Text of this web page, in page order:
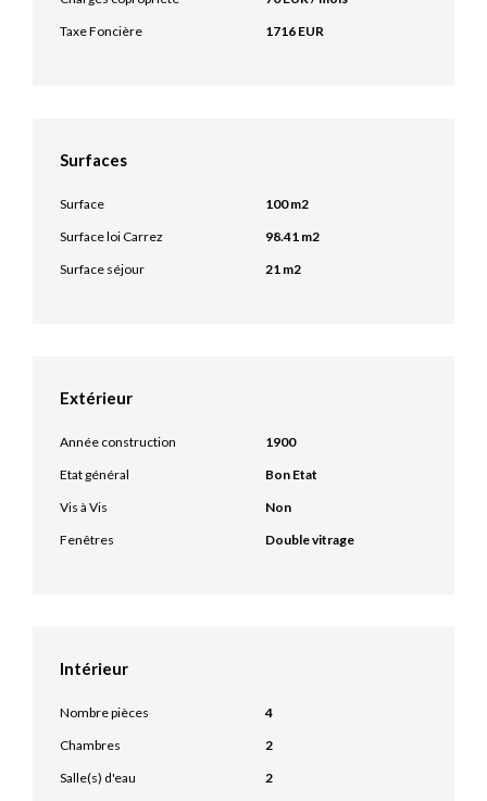
Taxe Foncière
1716 EUR
Surfaces
Surface
100 m2
Surface loi Carrez
98.41 m2
Surface séjour
21 m2
Extérieur
Année construction
1900
Etat général
Bon Etat
Vis à Vis
Non
Fenêtres
Double vitrage
Intérieur
Nombre pièces
4
Chambres
2
Salle(s) d'eau
2